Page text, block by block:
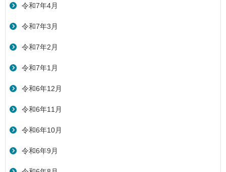
令和7年4月
令和7年3月
令和7年2月
令和7年1月
令和6年12月
令和6年11月
令和6年10月
令和6年9月